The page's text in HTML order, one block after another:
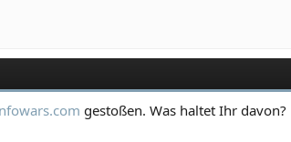
gestoßen. Was haltet Ihr davon?